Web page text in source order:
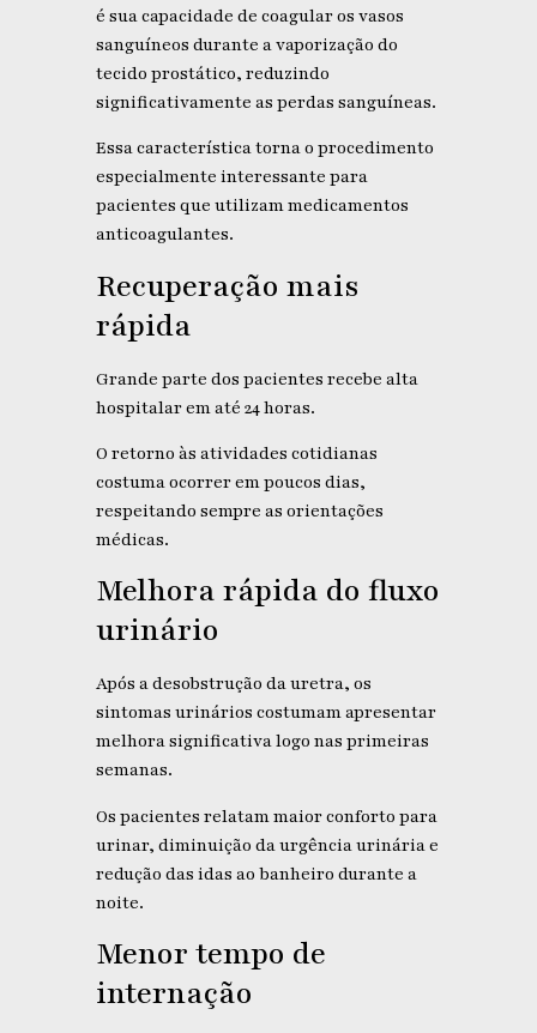
é sua capacidade de coagular os vasos
sanguíneos durante a vaporização do
tecido prostático, reduzindo
significativamente as perdas sanguíneas.
Essa característica torna o procedimento
especialmente interessante para
pacientes que utilizam medicamentos
anticoagulantes.
Recuperação mais
rápida
Grande parte dos pacientes recebe alta
hospitalar em até 24 horas.
O retorno às atividades cotidianas
costuma ocorrer em poucos dias,
respeitando sempre as orientações
médicas.
Melhora rápida do fluxo
urinário
Após a desobstrução da uretra, os
sintomas urinários costumam apresentar
melhora significativa logo nas primeiras
semanas.
Os pacientes relatam maior conforto para
urinar, diminuição da urgência urinária e
redução das idas ao banheiro durante a
noite.
Menor tempo de
internação